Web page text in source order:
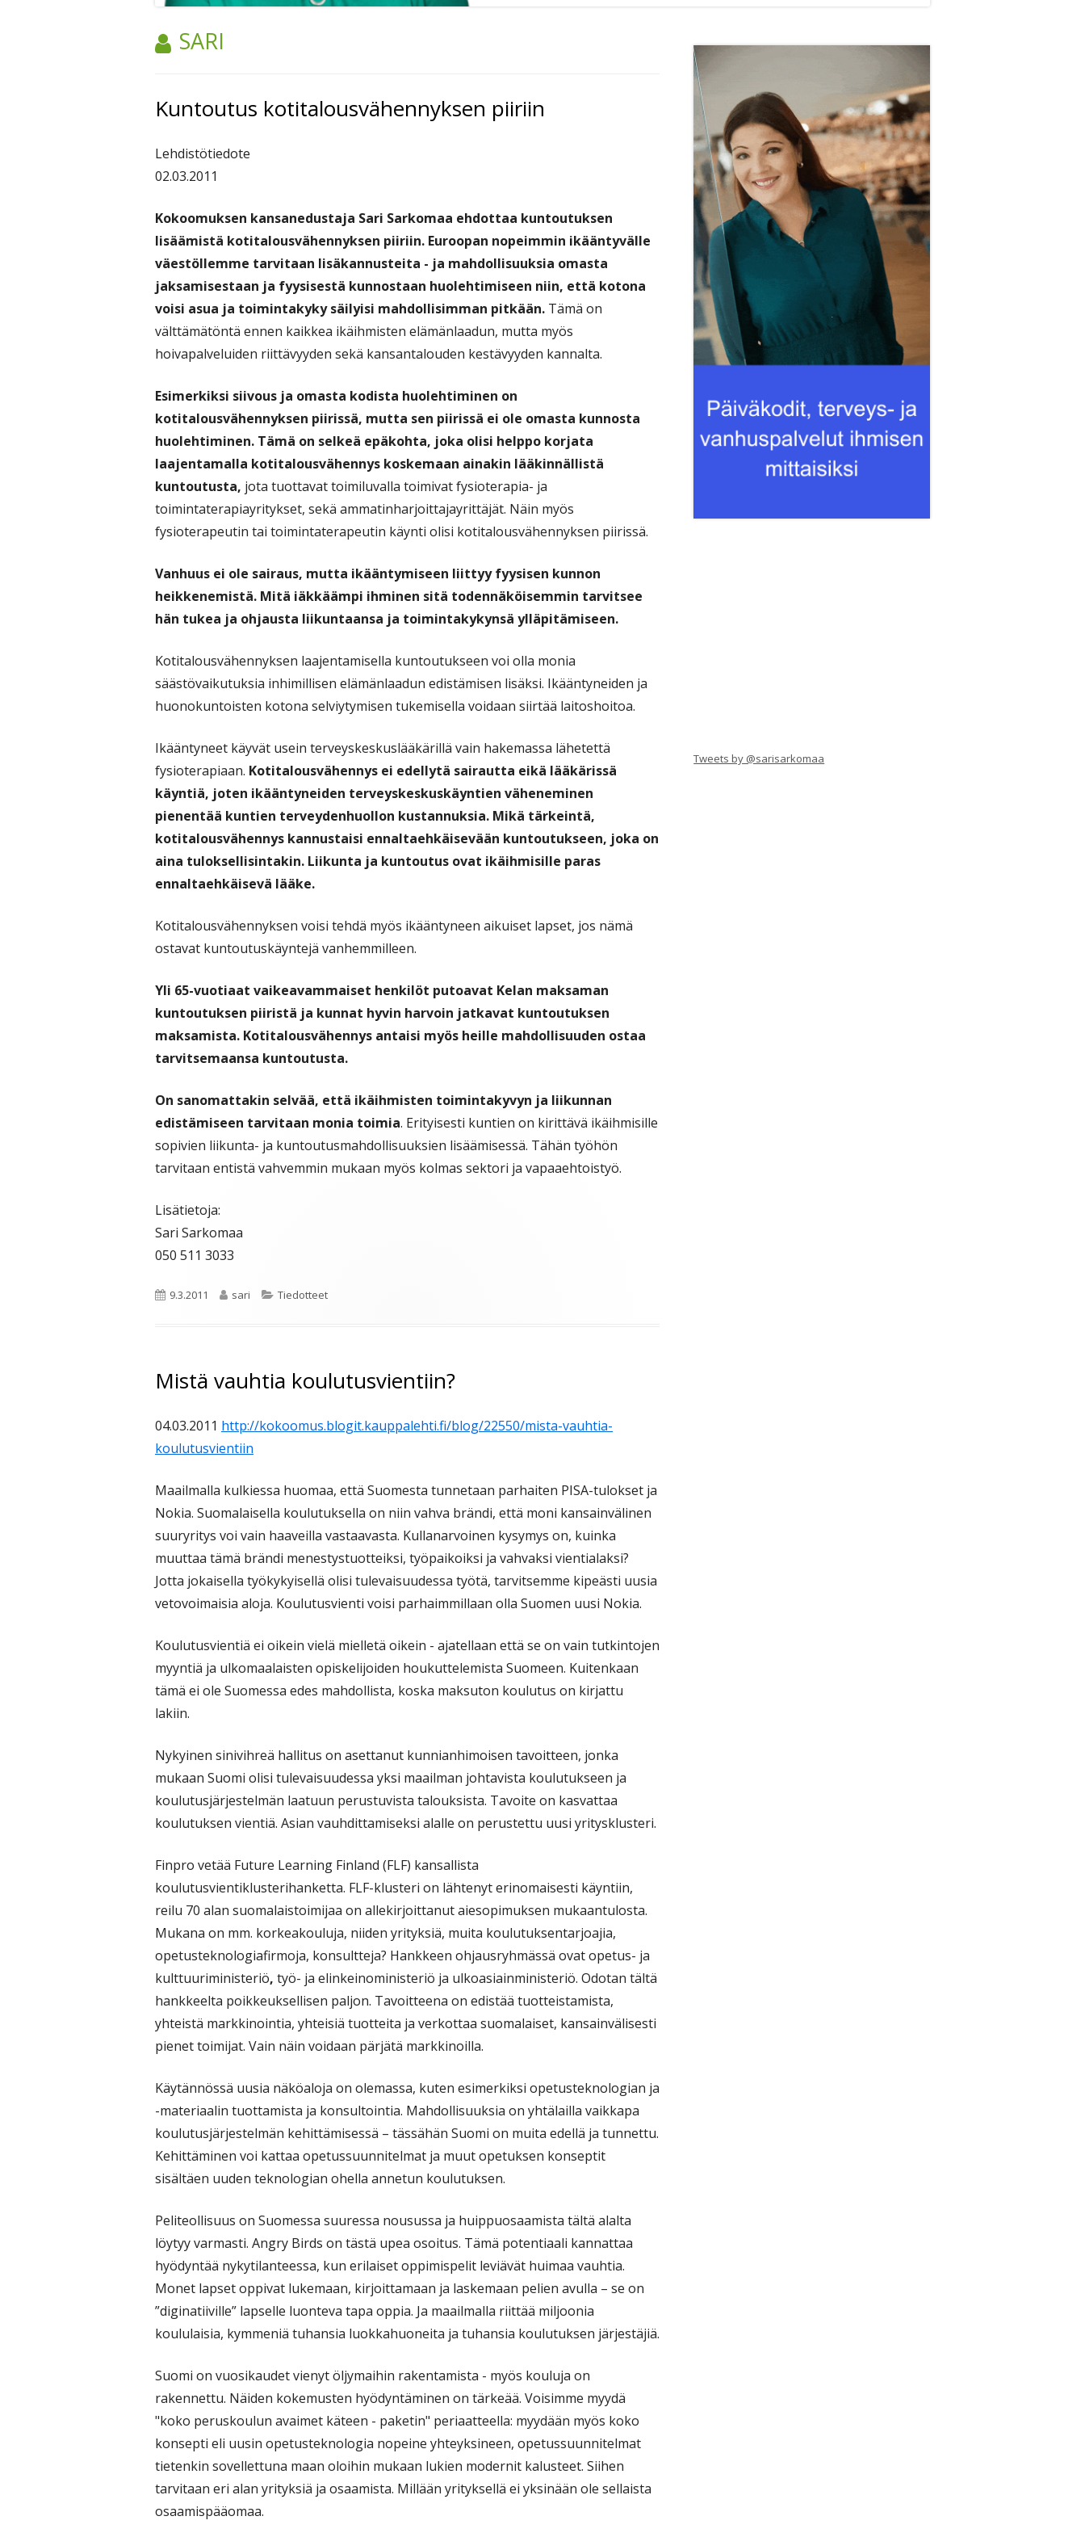
TEKIJÄ:
SARI
Kuntoutus kotitalousvähennyksen piiriin
Lehdistötiedote
02.03.2011
Kokoomuksen kansanedustaja Sari Sarkomaa ehdottaa kuntoutuksen
lisäämistä kotitalousvähennyksen piiriin. Euroopan nopeimmin ikääntyvälle
väestöllemme tarvitaan lisäkannusteita - ja mahdollisuuksia omasta
jaksamisestaan ja fyysisestä kunnostaan huolehtimiseen niin, että kotona
voisi asua ja toimintakyky säilyisi mahdollisimman pitkään. Tämä on
välttämätöntä ennen kaikkea ikäihmisten elämänlaadun, mutta myös
hoivapalveluiden riittävyyden sekä kansantalouden kestävyyden kannalta.
Esimerkiksi siivous ja omasta kodista huolehtiminen on
kotitalousvähennyksen piirissä, mutta sen piirissä ei ole omasta kunnosta
huolehtiminen. Tämä on selkeä epäkohta, joka olisi helppo korjata
laajentamalla kotitalousvähennys koskemaan ainakin lääkinnällistä
kuntoutusta, jota tuottavat toimiluvalla toimivat fysioterapia- ja
toimintaterapiayritykset, sekä ammatinharjoittajayrittäjät. Näin myös
fysioterapeutin tai toimintaterapeutin käynti olisi kotitalousvähennyksen piirissä.
Vanhuus ei ole sairaus, mutta ikääntymiseen liittyy fyysisen kunnon
heikkenemistä. Mitä iäkkäämpi ihminen sitä todennäköisemmin tarvitsee
hän tukea ja ohjausta liikuntaansa ja toimintakykynsä ylläpitämiseen.
Kotitalousvähennyksen laajentamisella kuntoutukseen voi olla monia
säästövaikutuksia inhimillisen elämänlaadun edistämisen lisäksi. Ikääntyneiden ja
huonokuntoisten kotona selviytymisen tukemisella voidaan siirtää laitoshoitoa.
Ikääntyneet käyvät usein terveyskeskuslääkärillä vain hakemassa lähetettä
fysioterapiaan. Kotitalousvähennys ei edellytä sairautta eikä lääkärissä
käyntiä, joten ikääntyneiden terveyskeskuskäyntien väheneminen
pienentää kuntien terveydenhuollon kustannuksia. Mikä tärkeintä,
kotitalousvähennys kannustaisi ennaltaehkäisevään kuntoutukseen, joka on
aina tuloksellisintakin. Liikunta ja kuntoutus ovat ikäihmisille paras
ennaltaehkäisevä lääke.
Kotitalousvähennyksen voisi tehdä myös ikääntyneen aikuiset lapset, jos nämä
ostavat kuntoutuskäyntejä vanhemmilleen.
Yli 65-vuotiaat vaikeavammaiset henkilöt putoavat Kelan maksaman
kuntoutuksen piiristä ja kunnat hyvin harvoin jatkavat kuntoutuksen
maksamista. Kotitalousvähennys antaisi myös heille mahdollisuuden ostaa
tarvitsemaansa kuntoutusta.
On sanomattakin selvää, että ikäihmisten toimintakyvyn ja liikunnan
edistämiseen tarvitaan monia toimia. Erityisesti kuntien on kirittävä ikäihmisille
sopivien liikunta- ja kuntoutusmahdollisuuksien lisäämisessä. Tähän työhön
tarvitaan entistä vahvemmin mukaan myös kolmas sektori ja vapaaehtoistyö.
Lisätietoja:
Sari Sarkomaa
050 511 3033
Julkaistu
9.3.2011 Kirjoittaja
sari Kategoriat
Tiedotteet
Mistä vauhtia koulutusvientiin?
04.03.2011 http://kokoomus.blogit.kauppalehti.fi/blog/22550/mista-vauhtia-
koulutusvientiin
Maailmalla kulkiessa huomaa, että Suomesta tunnetaan parhaiten PISA-tulokset ja
Nokia. Suomalaisella koulutuksella on niin vahva brändi, että moni kansainvälinen
suuryritys voi vain haaveilla vastaavasta. Kullanarvoinen kysymys on, kuinka
muuttaa tämä brändi menestystuotteiksi, työpaikoiksi ja vahvaksi vientialaksi?
Jotta jokaisella työkykyisellä olisi tulevaisuudessa työtä, tarvitsemme kipeästi uusia
vetovoimaisia aloja. Koulutusvienti voisi parhaimmillaan olla Suomen uusi Nokia.
Koulutusvientiä ei oikein vielä mielletä oikein - ajatellaan että se on vain tutkintojen
myyntiä ja ulkomaalaisten opiskelijoiden houkuttelemista Suomeen. Kuitenkaan
tämä ei ole Suomessa edes mahdollista, koska maksuton koulutus on kirjattu
lakiin.
Nykyinen sinivihreä hallitus on asettanut kunnianhimoisen tavoitteen, jonka
mukaan Suomi olisi tulevaisuudessa yksi maailman johtavista koulutukseen ja
koulutusjärjestelmän laatuun perustuvista talouksista. Tavoite on kasvattaa
koulutuksen vientiä. Asian vauhdittamiseksi alalle on perustettu uusi yritysklusteri.
Finpro vetää Future Learning Finland (FLF) kansallista
koulutusvientiklusterihanketta. FLF-klusteri on lähtenyt erinomaisesti käyntiin,
reilu 70 alan suomalaistoimijaa on allekirjoittanut aiesopimuksen mukaantulosta.
Mukana on mm. korkeakouluja, niiden yrityksiä, muita koulutuksentarjoajia,
opetusteknologiafirmoja, konsultteja? Hankkeen ohjausryhmässä ovat opetus- ja
kulttuuriministeriö, työ- ja elinkeinoministeriö ja ulkoasiainministeriö. Odotan tältä
hankkeelta poikkeuksellisen paljon. Tavoitteena on edistää tuotteistamista,
yhteistä markkinointia, yhteisiä tuotteita ja verkottaa suomalaiset, kansainvälisesti
pienet toimijat. Vain näin voidaan pärjätä markkinoilla.
Käytännössä uusia näköaloja on olemassa, kuten esimerkiksi opetusteknologian ja
-materiaalin tuottamista ja konsultointia. Mahdollisuuksia on yhtälailla vaikkapa
koulutusjärjestelmän kehittämisessä – tässähän Suomi on muita edellä ja tunnettu.
Kehittäminen voi kattaa opetussuunnitelmat ja muut opetuksen konseptit
sisältäen uuden teknologian ohella annetun koulutuksen.
Peliteollisuus on Suomessa suuressa nousussa ja huippuosaamista tältä alalta
löytyy varmasti. Angry Birds on tästä upea osoitus. Tämä potentiaali kannattaa
hyödyntää nykytilanteessa, kun erilaiset oppimispelit leviävät huimaa vauhtia.
Monet lapset oppivat lukemaan, kirjoittamaan ja laskemaan pelien avulla – se on
”diginatiiville” lapselle luonteva tapa oppia. Ja maailmalla riittää miljoonia
koululaisia, kymmeniä tuhansia luokkahuoneita ja tuhansia koulutuksen järjestäjiä.
Suomi on vuosikaudet vienyt öljymaihin rakentamista - myös kouluja on
rakennettu. Näiden kokemusten hyödyntäminen on tärkeää. Voisimme myydä
"koko peruskoulun avaimet käteen - paketin" periaatteella: myydään myös koko
konsepti eli uusin opetusteknologia nopeine yhteyksineen, opetussuunnitelmat
tietenkin sovellettuna maan oloihin mukaan lukien modernit kalusteet. Siihen
tarvitaan eri alan yrityksiä ja osaamista. Millään yrityksellä ei yksinään ole sellaista
osaamispääomaa.
Sivupalkki
Tweets by @sarisarkomaa